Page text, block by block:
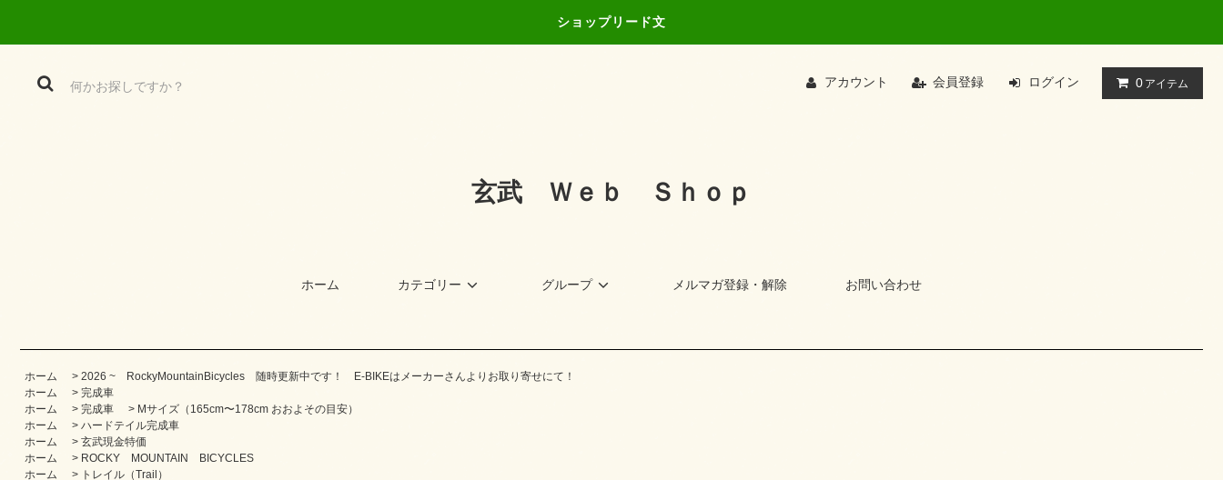
ショップリード文
アカウント 会員登録 ログイン 0 アイテム
玄武 Ｗｅｂ Ｓｈｏｐ
ホーム カテゴリー グループ メルマガ登録・解除 お問い合わせ
ホーム > 2026 ~ RockyMountainBicycles 随時更新中です！ E-BIKEはメーカーさんよりお取り寄せにて！
ホーム
> 完成車
ホーム
> 完成車 > Mサイズ（165cm〜178cm おおよその目安）
ホーム
> ハードテイル完成車
ホーム
> 玄武現金特価
ホーム
> ROCKY MOUNTAIN BICYCLES
ホーム
> トレイル（Trail）